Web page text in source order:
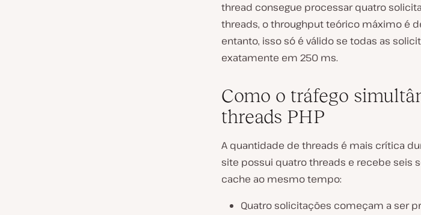
thread consegue processar quatro
threads, o throughput teórico máximo é
entanto, isso só é válido se todas as
exatamente em 250 ms.
Como o tráfego
threads PHP
A quantidade de threads é mais crítica
site possui quatro threads e recebe seis
cache ao mesmo tempo:
Quatro solicitações começam a ser